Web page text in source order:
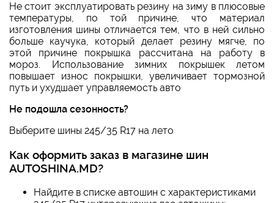
Не стоит эксплуатировать резину на зиму в плюсовые
температуры, по той причине, что материал
изготовления шины отличается тем, что в ней сильно
больше каучука, который делает резину мягче, по
этой причине покрышка рассчитана на работу в
мороз. Использование зимних покрышек летом
повышает износ покрышки, увеличивает тормозной
путь и ухудшает управляемость авто
Не подошла сезонность?
Выберите шины 245/35 R17 на лето
Как оформить заказ в магазине шин
AUTOSHINA.MD?
Найдите в списке автошин с характеристиками